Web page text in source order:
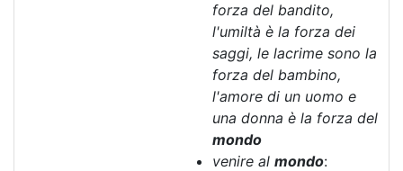
forza del bandito,
l'umiltà è la forza dei
saggi, le lacrime sono la
forza del bambino,
l'amore di un uomo e
una donna è la forza del
mondo
venire al mondo: